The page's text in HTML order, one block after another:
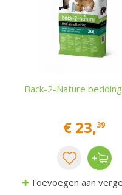
Back-2-Nature
€ 23,39
Toevoegen aan